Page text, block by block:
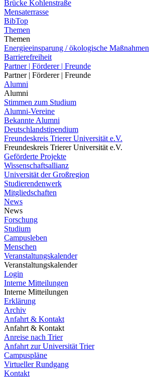
Brücke Kohlenstraße
Mensaterrasse
BibTop
Themen
Themen
Energieeinsparung / ökologische Maßnahmen
Barrierefreiheit
Partner | Förderer | Freunde
Partner | Förderer | Freunde
Alumni
Alumni
Stimmen zum Studium
Alumni-Vereine
Bekannte Alumni
Deutschlandstipendium
Freundeskreis Trierer Universität e.V.
Freundeskreis Trierer Universität e.V.
Geförderte Projekte
Wissenschaftsallianz
Universität der Großregion
Studierendenwerk
Mitgliedschaften
News
News
Forschung
Studium
Campusleben
Menschen
Veranstaltungskalender
Veranstaltungskalender
Login
Interne Mitteilungen
Interne Mitteilungen
Erklärung
Archiv
Anfahrt & Kontakt
Anfahrt & Kontakt
Anreise nach Trier
Anfahrt zur Universität Trier
Campuspläne
Virtueller Rundgang
Kontakt